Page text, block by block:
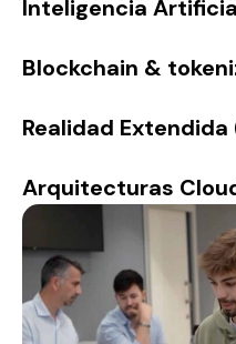
Inteligencia
Blockchain &
Realidad Extendida
Arquitecturas